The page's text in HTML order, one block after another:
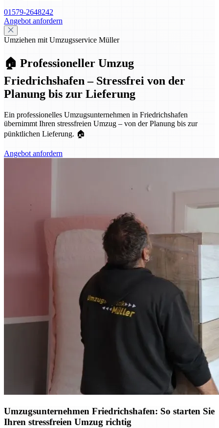
01579-2648242
Angebot anfordern
Umziehen mit Umzugsservice Müller
🏠 Professioneller Umzug
Friedrichshafen – Stressfrei von der
Planung bis zur Lieferung
Ein professionelles Umzugsunternehmen in Friedrichshafen
übernimmt Ihren stressfreien Umzug – von der Planung bis zur
pünktlichen Lieferung. 🏠
Angebot anfordern
Umzugsunternehmen Friedrichshafen: So starten Sie
Ihren stressfreien Umzug richtig